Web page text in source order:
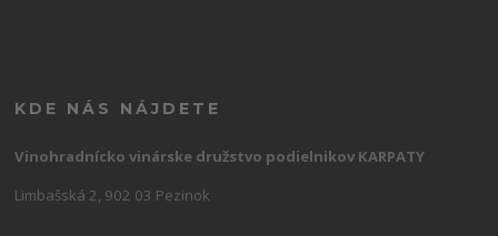
KDE NÁS NÁJDETE
Vinohradnícko vinárske družstvo podielnikov KARPATY
Limbašská 2, 902 03 Pezinok